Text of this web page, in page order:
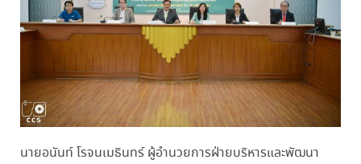
นายอนันท์ โรจนเมธินทร์ ผู้อำนวยการฝ่ายบริหารและพัฒนา